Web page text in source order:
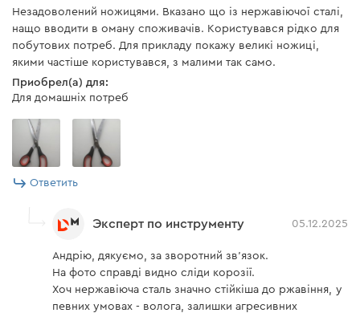
Незадоволений ножицями. Вказано що із нержавіючої сталі,
нащо вводити в оману споживачів. Користувався рідко для
побутових потреб. Для прикладу покажу великі ножиці,
якими частіше користувався, з малими так само.
Приобрел(а) для:
Для домашніх потреб
Ответить
Эксперт по инструменту 05.12.2025
Андрію, дякуємо, за зворотний зв'язок.
На фото справді видно сліди корозії.
Хоч нержавіюча сталь значно стійкіша до ржавіння, у
певних умовах - волога, залишки агресивних